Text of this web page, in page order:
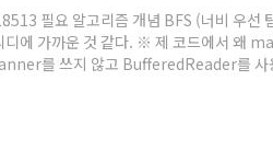
필요 알고리즘 개념 BFS (너비 우선
디에 가까운 것 같다. ※ 제 코드에서 왜
를 쓰지 않고 BufferedReader를 사
때의 팁을 원하시는 분들도 보시는걸 추